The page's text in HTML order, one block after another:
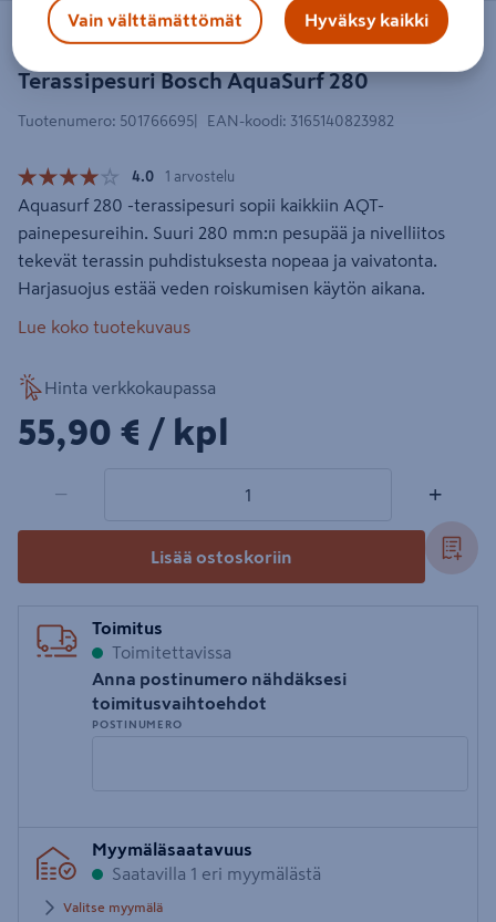
Terassipesuri Bosch AquaSurf 280
BOSCH GREEN
Tuotenumero: 501766695 EAN-koodi: 3165140823982
4.0 1 arvostelu
Aquasurf 280 -terassipesuri sopii kaikkiin AQT-
painepesureihin. Suuri 280 mm:n pesupää ja nivelliitos
tekevät terassin puhdistuksesta nopeaa ja vaivatonta.
Harjasuojus estää veden roiskumisen käytön aikana.
Lue koko tuotekuvaus
Hinta verkkokaupassa
55,90€/kpl
55,90 € / kpl
− +
Lisää ostoskoriin
Toimitus
Toimitettavissa
Anna postinumero nähdäksesi
toimitusvaihtoehdot
POSTINUMERO
postinumero
Myymäläsaatavuus
Saatavilla 1 eri myymälästä
Valitse myymälä
Vain välttämättömät Hyväksy kaikki